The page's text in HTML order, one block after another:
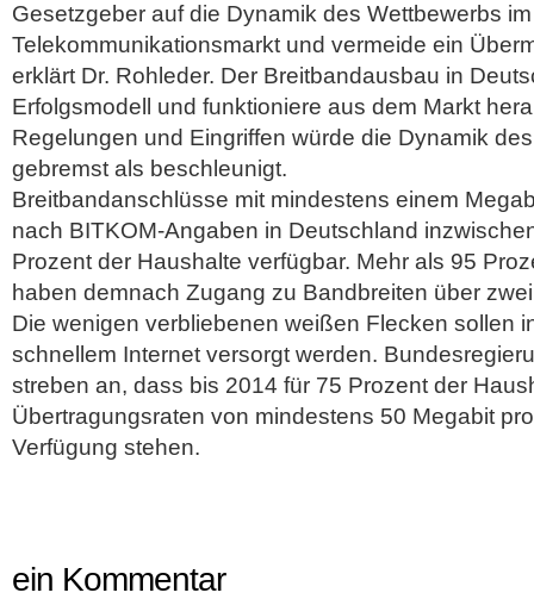
Gesetzgeber auf die Dynamik des Wettbewerbs im
Telekommunikationsmarkt und vermeide ein
erklärt Dr. Rohleder. Der Breitbandausbau in
Erfolgsmodell und funktioniere aus dem Markt
Regelungen und Eingriffen würde die Dynamik
gebremst als beschleunigt.
Breitbandanschlüsse mit mindestens einem
nach BITKOM-Angaben in Deutschland
Prozent der Haushalte verfügbar. Mehr als 95
haben demnach Zugang zu Bandbreiten über
Die wenigen verbliebenen weißen Flecken sollen
schnellem Internet versorgt werden.
streben an, dass bis 2014 für 75 Prozent der
Übertragungsraten von mindestens 50 Megabit
Verfügung stehen.
ein Kommentar